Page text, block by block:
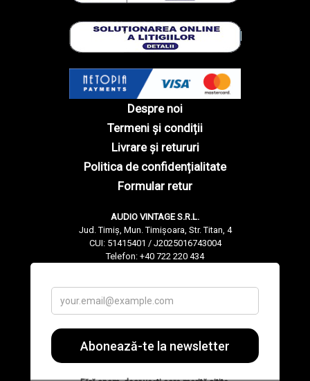
Despre noi
Termeni și condiții
Livrare și retururi
Politica de confidențialitate
Formular retur
AUDIO VINTAGE S.R.L.
Jud. Timiș, Mun. Timișoara, Str. Titan, 4
CUI: 51415401 / J2025016743004
Telefon: +40 722 220 434